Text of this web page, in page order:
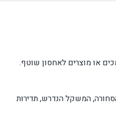
או מוצרים לאחסון שוטף.
המשקל הנדרש, תדירות